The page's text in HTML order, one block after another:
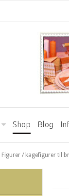
Shop Blog
Figurer / kagefigurer til